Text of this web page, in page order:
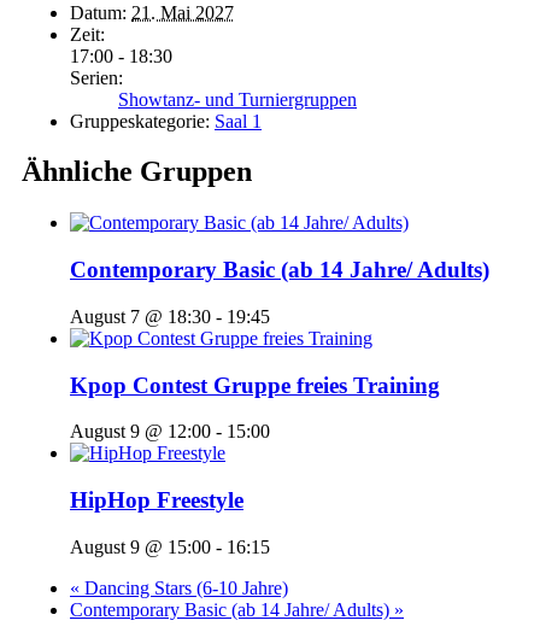
Datum: 21. Mai 2027
Zeit:
17:00 - 18:30
Serien:
Showtanz- und Turniergruppen
Gruppeskategorie: Saal 1
Ähnliche Gruppen
Contemporary Basic (ab 14 Jahre/ Adults)
August 7 @ 18:30 - 19:45
Kpop Contest Gruppe freies Training
August 9 @ 12:00 - 15:00
HipHop Freestyle
August 9 @ 15:00 - 16:15
« Dancing Stars (6-10 Jahre)
Contemporary Basic (ab 14 Jahre/ Adults) »